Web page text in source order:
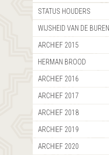
STATUS HOUDERS
WIJSHEID VAN DE BUREN
ARCHIEF 2015
HERMAN BROOD
ARCHIEF 2016
ARCHIEF 2017
ARCHIEF 2018
ARCHIEF 2019
ARCHIEF 2020